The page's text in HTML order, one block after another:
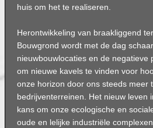
huis om het te realiseren.
Herontwikkeling van braakliggend
Bouwgrond wordt met de dag
nieuwbouwlocaties en de
om nieuwe kavels te vinden voor
onze horizon door ons steeds meer
bedrijventerreinen. Het nieuw leven
kans om onze ecologische en
oude en lelijke industriële